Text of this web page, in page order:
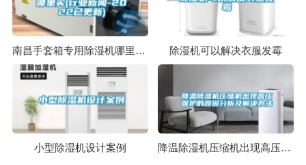
南昌手套箱专用除湿机哪里买(行业新闻-2022已更新) 除湿机可以解决衣服发霉
小型除湿机设计案例 降温除湿机压缩机出现高压保护的原因分析及解决办法